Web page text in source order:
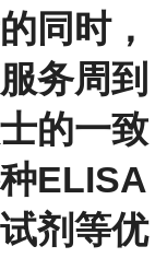
同时，
务周到
的一致
ELISA
剂等优